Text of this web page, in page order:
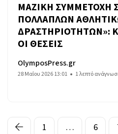
ΜΑΖΙΚΗ ΣΥΜΜΕΤΟΧΗ
ΠΟΛΛΑΠΛΩΝ
ΔΡΑΣΤΗΡΙΟΤΗΤΩΝ»:
ΟΙ ΘΕΣΕΙΣ
OlymposPress.gr
28 Μαΐου 2026 13:01 1 λεπτό
1 … 6